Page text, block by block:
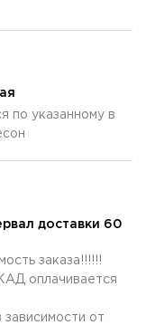
по указанному в
доставки 60
заказа!!!!!!
оплачивается
от